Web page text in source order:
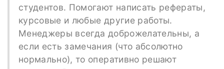
студентов. Помогают написать рефераты,
курсовые и любые другие работы.
Менеджеры всегда доброжелательны, а
если есть замечания (что абсолютно
нормально), то оперативно решают